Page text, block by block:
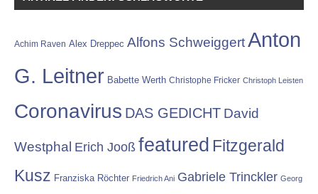
Achim Raven Alex Dreppec Alfons SchweiggertAnton
G. Leitner Babette Werth Christophe Fricker Christoph Leisten
Coronavirus DAS GEDICHT David
Westphal Erich Jooß featured Fitzgerald
Kusz Franziska Röchter Friedrich Ani Gabriele Trinckler Georg